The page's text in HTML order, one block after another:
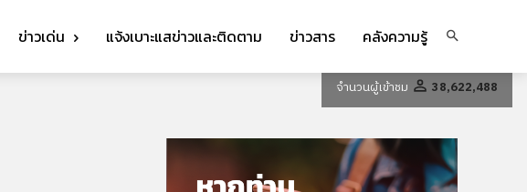
ข่าวเด่น แจ้งเบาะแสข่าวและติดตาม ข่าวสาร คลังความรู้
จำนวนผู้เข้าชม 38,622,488